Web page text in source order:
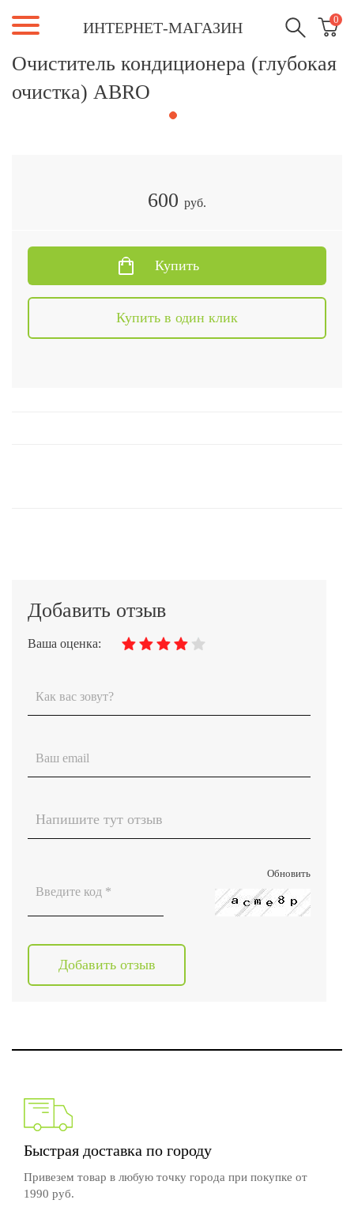
ИНТЕРНЕТ-МАГАЗИН 0
Быстрая доставка по городу
Привезем товар в любую точку города при покупке от
1990 руб.
Очиститель кондиционера (глубокая
очистка) ABRO
600 руб.
Купить
Купить в один клик
Добавить отзыв
Ваша оценка:
Обновить